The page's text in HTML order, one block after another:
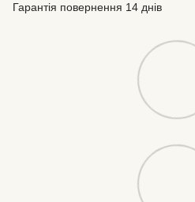
Гарантія повернення 14 днів